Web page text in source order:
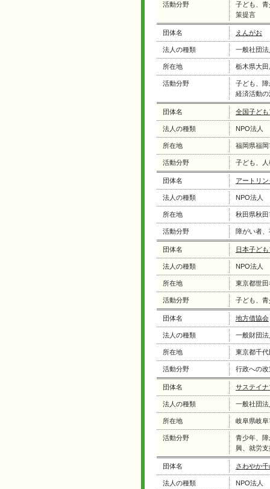
活動分野
子ども、
策提言
団体名 えんがお
法人の種類 一般社団法
所在地 栃木県大田
活動分野
子ども、
経済活動
団体名 全国子ど
法人の種類 NPO法人
所在地 福岡県福
活動分野 子ども、
団体名 アートリ
法人の種類 NPO法人
所在地 秋田県秋田
活動分野 障がい者
団体名 日本子ど
法人の種類 NPO法人
所在地 東京都世田
活動分野 子ども、
団体名 地方債協会
法人の種類 一般財団法
所在地 東京都千代
活動分野 行政への
団体名 サステイ
法人の種類 一般社団法
所在地 岐阜県岐阜
活動分野
青少年、
興、就労
団体名 さわやか
法人の種類 NPO法人